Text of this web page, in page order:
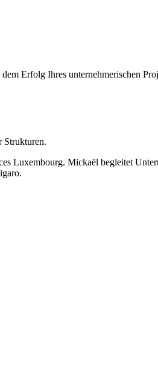
Erfolg Ihres unternehmerischen
Strukturen.
Luxembourg. Mickaël begleitet